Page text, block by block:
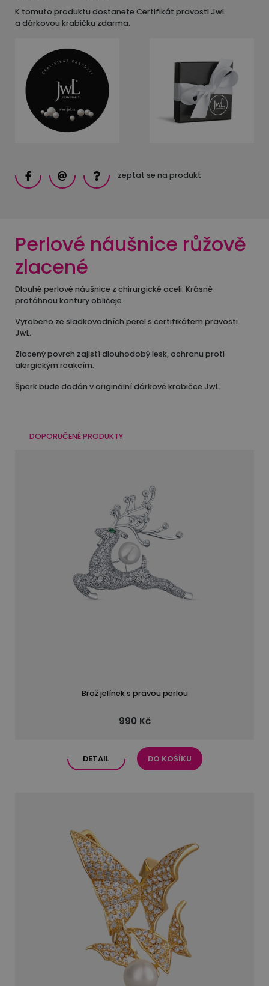
K tomuto produktu dostanete Certifikát pravosti JwL
a dárkovou krabičku zdarma.
zeptat se na produkt
Perlové náušnice růžově
zlacené
Dlouhé perlové náušnice z chirurgické oceli. Krásně
protáhnou kontury obličeje.
Vyrobeno ze sladkovodních perel s certifikátem pravosti
JwL.
Zlacený povrch zajistí dlouhodobý lesk, ochranu proti
alergickým reakcím.
Šperk bude dodán v originální dárkové krabičce JwL.
DOPORUČENÉ PRODUKTY
Brož jelínek s pravou perlou
990 Kč
DETAIL DO KOŠÍKU